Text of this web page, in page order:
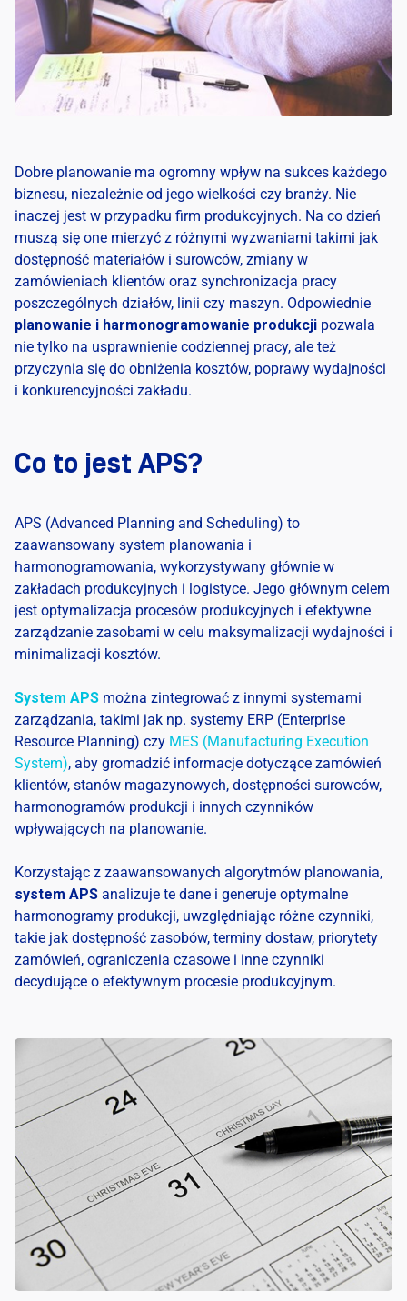
Dobre planowanie ma ogromny wpływ na sukces każdego
biznesu, niezależnie od jego wielkości czy branży. Nie
inaczej jest w przypadku firm produkcyjnych. Na co dzień
muszą się one mierzyć z różnymi wyzwaniami takimi jak
dostępność materiałów i surowców, zmiany w
zamówieniach klientów oraz synchronizacja pracy
poszczególnych działów, linii czy maszyn. Odpowiednie
planowanie i harmonogramowanie produkcji pozwala
nie tylko na usprawnienie codziennej pracy, ale też
przyczynia się do obniżenia kosztów, poprawy wydajności
i konkurencyjności zakładu.
Co to jest APS?
APS (Advanced Planning and Scheduling) to
zaawansowany system planowania i
harmonogramowania, wykorzystywany głównie w
zakładach produkcyjnych i logistyce. Jego głównym celem
jest optymalizacja procesów produkcyjnych i efektywne
zarządzanie zasobami w celu maksymalizacji wydajności i
minimalizacji kosztów.
System APS można zintegrować z innymi systemami
zarządzania, takimi jak np. systemy ERP (Enterprise
Resource Planning) czy MES (Manufacturing Execution
System), aby gromadzić informacje dotyczące zamówień
klientów, stanów magazynowych, dostępności surowców,
harmonogramów produkcji i innych czynników
wpływających na planowanie.
Korzystając z zaawansowanych algorytmów planowania,
system APS analizuje te dane i generuje optymalne
harmonogramy produkcji, uwzględniając różne czynniki,
takie jak dostępność zasobów, terminy dostaw, priorytety
zamówień, ograniczenia czasowe i inne czynniki
decydujące o efektywnym procesie produkcyjnym.